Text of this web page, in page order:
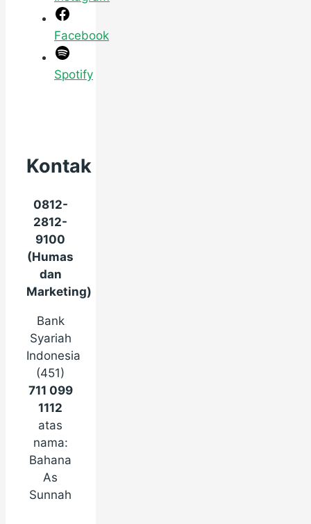
Facebook
Spotify
Kontak
0812-
2812-
9100
(Humas
dan
Marketing)
Bank
Syariah
Indonesia
(451)
711 099
1112
atas
nama:
Bahana
As
Sunnah